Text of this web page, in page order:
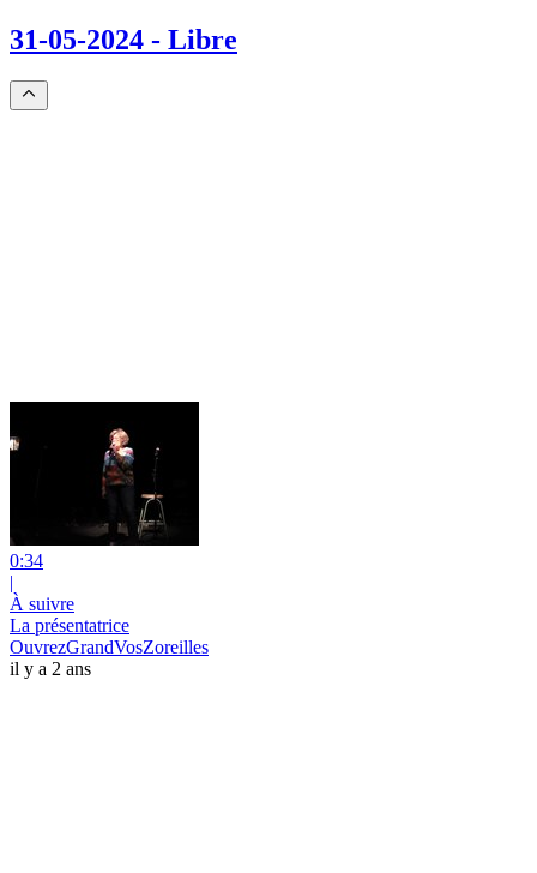
31-05-2024 - Libre
0:34
|
À suivre
La présentatrice
OuvrezGrandVosZoreilles
il y a 2 ans